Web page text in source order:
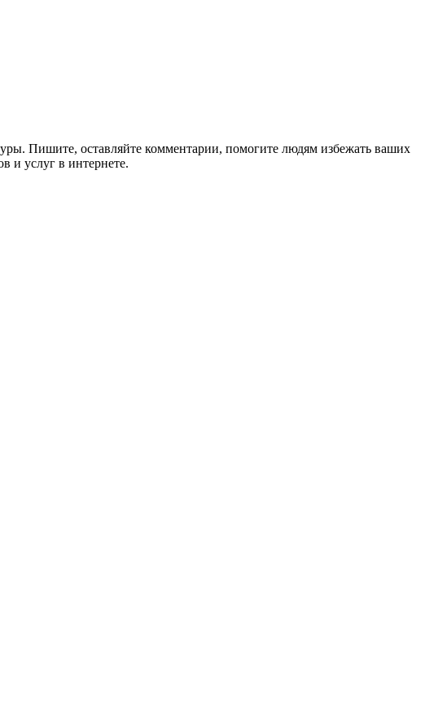
Пишите, оставляйте комментарии, помогите людям избежать ваших
и услуг в интернете.